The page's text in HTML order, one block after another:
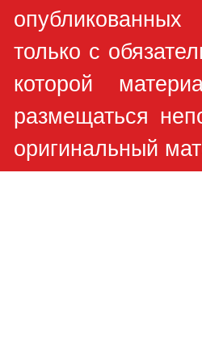
только с
которой
размещаться
оригинальный